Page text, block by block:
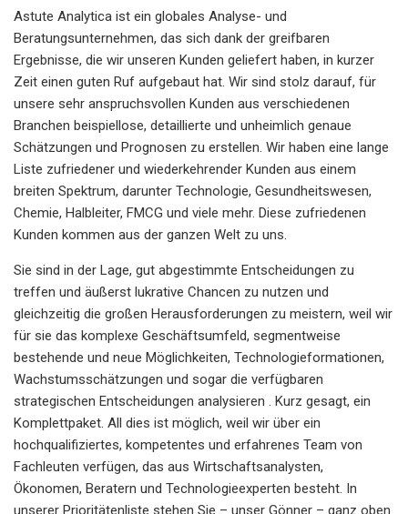
Astute Analytica ist ein globales Analyse- und
Beratungsunternehmen, das sich dank der greifbaren
Ergebnisse, die wir unseren Kunden geliefert haben, in kurzer
Zeit einen guten Ruf aufgebaut hat. Wir sind stolz darauf, für
unsere sehr anspruchsvollen Kunden aus verschiedenen
Branchen beispiellose, detaillierte und unheimlich genaue
Schätzungen und Prognosen zu erstellen. Wir haben eine lange
Liste zufriedener und wiederkehrender Kunden aus einem
breiten Spektrum, darunter Technologie, Gesundheitswesen,
Chemie, Halbleiter, FMCG und viele mehr. Diese zufriedenen
Kunden kommen aus der ganzen Welt zu uns.
Sie sind in der Lage, gut abgestimmte Entscheidungen zu
treffen und äußerst lukrative Chancen zu nutzen und
gleichzeitig die großen Herausforderungen zu meistern, weil wir
für sie das komplexe Geschäftsumfeld, segmentweise
bestehende und neue Möglichkeiten, Technologieformationen,
Wachstumsschätzungen und sogar die verfügbaren
strategischen Entscheidungen analysieren . Kurz gesagt, ein
Komplettpaket. All dies ist möglich, weil wir über ein
hochqualifiziertes, kompetentes und erfahrenes Team von
Fachleuten verfügen, das aus Wirtschaftsanalysten,
Ökonomen, Beratern und Technologieexperten besteht. In
unserer Prioritätenliste stehen Sie – unser Gönner – ganz oben.